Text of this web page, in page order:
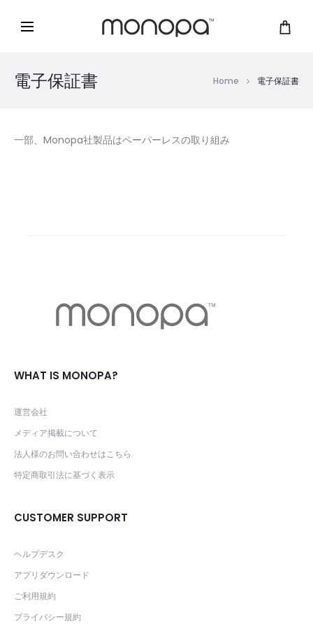
電子保証書 Home 電子保証書
一部、Monopa社製品はペーパーレスの取り組み
WHAT IS MONOPA?
運営会社
メディア掲載について
法人様のお問い合わせはこちら
特定商取引法に基づく表示
CUSTOMER SUPPORT
ヘルプデスク
アプリダウンロード
ご利用規約
プライバシー規約